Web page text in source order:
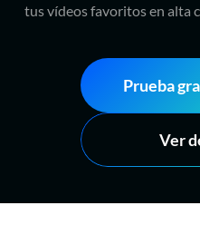
tus vídeos favoritos en alta
Prueba
Ver